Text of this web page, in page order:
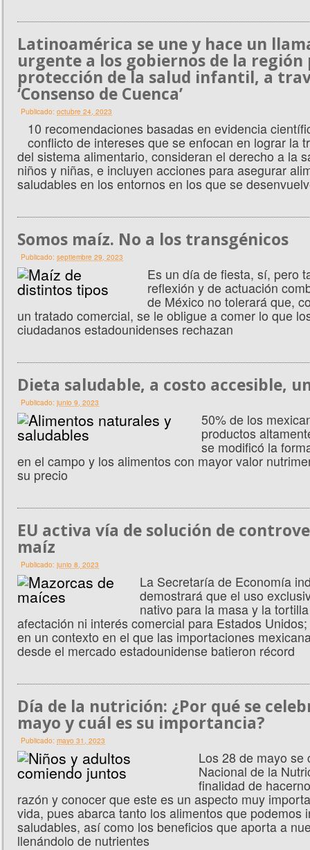
Latinoamérica se une y hace un
urgente a los gobiernos de la región
protección de la salud infantil, a
‘Consenso de Cuenca’
Publicado: octubre 24, 2023
10 recomendaciones basadas en evidencia
conflicto de intereses que se enfocan en lograr la
del sistema alimentario, consideran el derecho a la
niños y niñas, e incluyen acciones para asegurar
saludables en los entornos en los que se
Somos maíz. No a los transgénicos
Publicado: septiembre 29, 2023
Es un día de fiesta, sí, pero
reflexión y de actuación
de México no tolerará que,
un tratado comercial, se le obligue a comer lo que
ciudadanos estadounidenses rechazan
Dieta saludable, a costo accesible,
Publicado: junio 9, 2023
50% de los
productos
se modificó la
en el campo y los alimentos con mayor valor
su precio
EU activa vía de solución de
maíz
Publicado: junio 8, 2023
La Secretaría de Economía
demostrará que el uso
nativo para la masa y la
afectación ni interés comercial para Estados
en un contexto en el que las importaciones
desde el mercado estadounidense batieron récord
Día de la nutrición: ¿Por qué se
mayo y cuál es su importancia?
Publicado: mayo 31, 2023
Los 28 de mayo se
Nacional de la
finalidad de
razón y conocer que este es un aspecto muy
vida, pues abarca tanto los alimentos que podemos
saludables, así como los beneficios que aporta a
llenándolo de nutrientes